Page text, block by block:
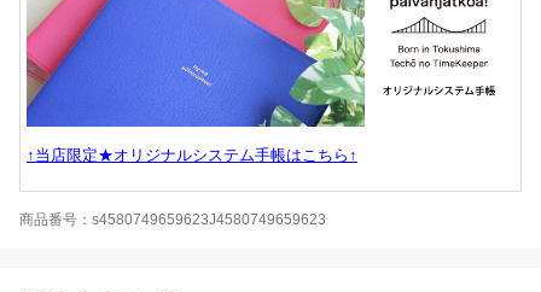
↑当店限定★オリジナルシステム手帳はこちら↑
商品番号：s4580749659623J4580749659623